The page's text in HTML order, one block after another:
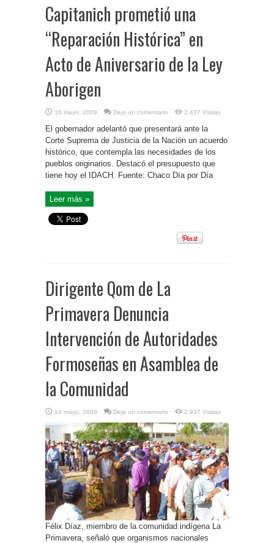
Capitanich prometió una
“Reparación Histórica” en
Acto de Aniversario de la Ley
Aborigen
16 mayo, 2009 Deja un comentario 2,437 Visitas
El gobernador adelantó que presentará ante la
Corte Suprema de Justicia de la Nación un acuerdo
histórico, que contempla las necesidades de los
pueblos originarios. Destacó el presupuesto que
tiene hoy el IDACH. Fuente: Chaco Día por Día
Leer más »
Dirigente Qom de La
Primavera Denuncia
Intervención de Autoridades
Formoseñas en Asamblea de
la Comunidad
14 mayo, 2009 Deja un comentario 2,937 Visitas
Félix Díaz, miembro de la comunidad indígena La
Primavera, señaló que organismos nacionales